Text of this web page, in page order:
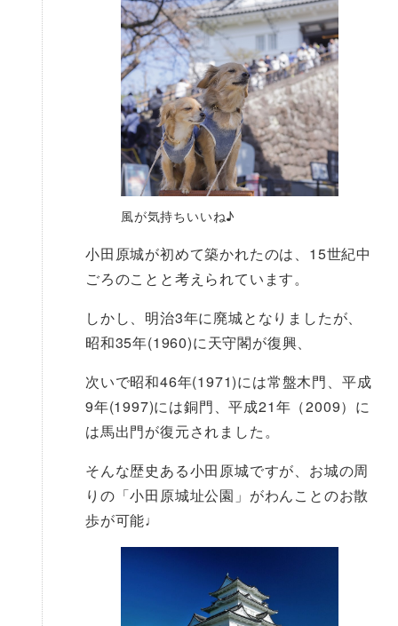
風が気持ちいいね♪
小田原城が初めて築かれたのは、15世紀中
ごろのことと考えられています。
しかし、明治3年に廃城となりましたが、
昭和35年(1960)に天守閣が復興、
次いで昭和46年(1971)には常盤木門、平成
9年(1997)には銅門、平成21年（2009）に
は馬出門が復元されました。
そんな歴史ある小田原城ですが、お城の周
りの「小田原城址公園」がわんことのお散
歩が可能♩